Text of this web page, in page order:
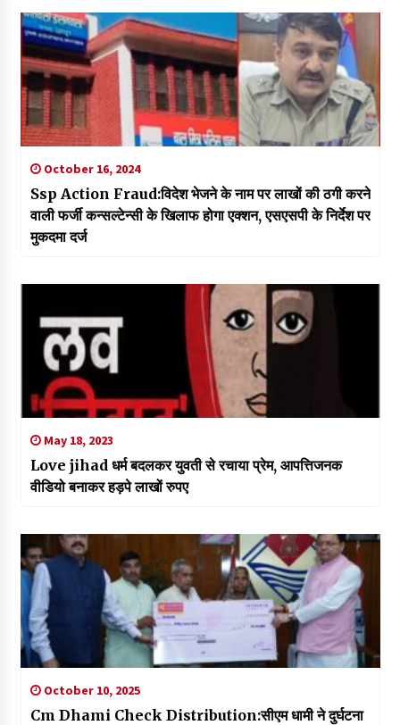
October 16, 2024
Ssp Action Fraud:विदेश भेजने के नाम पर लाखों की ठगी करने
वाली फर्जी कन्सल्टेन्सी के खिलाफ होगा एक्शन, एसएसपी के निर्देश पर
मुकदमा दर्ज
May 18, 2023
Love jihad धर्म बदलकर युवती से रचाया प्रेम, आपत्तिजनक
वीडियो बनाकर हड़पे लाखों रुपए
October 10, 2025
Cm Dhami Check Distribution:सीएम धामी ने दुर्घटना